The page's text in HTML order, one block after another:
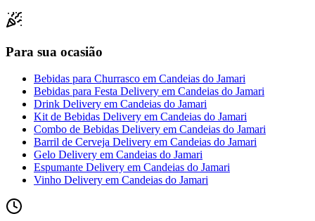
Para sua ocasião
Bebidas para Churrasco em Candeias do Jamari
Bebidas para Festa Delivery em Candeias do Jamari
Drink Delivery em Candeias do Jamari
Kit de Bebidas Delivery em Candeias do Jamari
Combo de Bebidas Delivery em Candeias do Jamari
Barril de Cerveja Delivery em Candeias do Jamari
Gelo Delivery em Candeias do Jamari
Espumante Delivery em Candeias do Jamari
Vinho Delivery em Candeias do Jamari